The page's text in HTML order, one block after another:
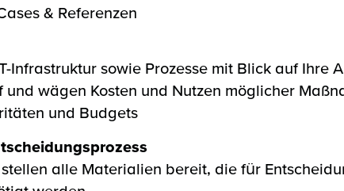
& Referenzen
Infrastruktur sowie Prozesse mit Blick auf Ihre
und wägen Kosten und Nutzen möglicher
und Budgets
alle Materialien bereit, die für